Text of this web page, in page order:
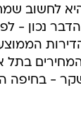
לחשוב
נכון -
45%
- בחיפה